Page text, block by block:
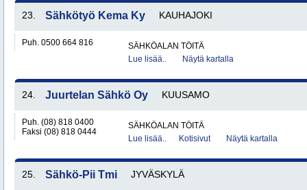
23. Sähkötyö Kema Ky KAUHAJOKI
Puh. 0500 664 816
SÄHKÖALAN TÖITÄ
Lue lisää..
Näytä kartalla
24. Juurtelan Sähkö Oy KUUSAMO
Puh. (08) 818 0400
Faksi (08) 818 0444
SÄHKÖALAN TÖITÄ
Lue lisää..
Kotisivut Näytä kartalla
25. Sähkö-Pii Tmi JYVÄSKYLÄ